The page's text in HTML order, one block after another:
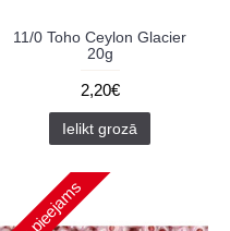
11/0 Toho Ceylon Glacier
20g
2,20€
Ielikt grozā